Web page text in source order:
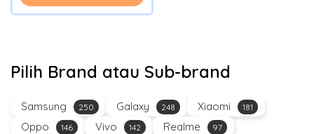
Pilih Brand atau Sub-brand
Samsung 250 Galaxy 248 Xiaomi 181
Oppo 146 Vivo 142 Realme 97